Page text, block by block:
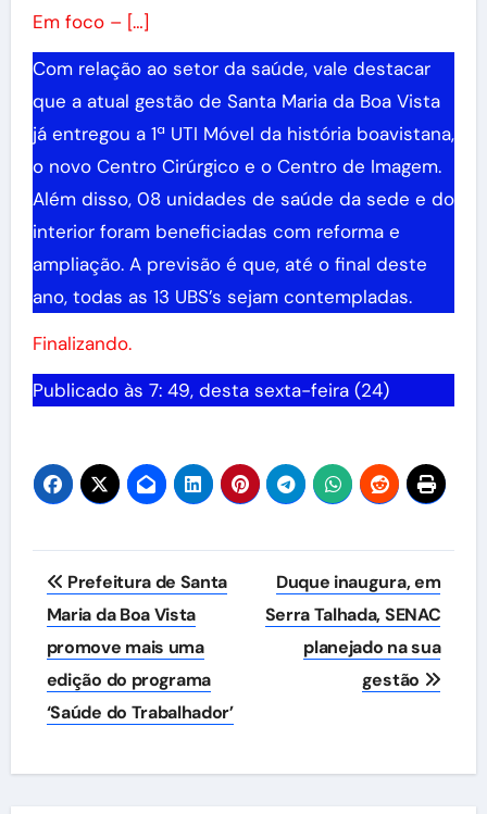
Em foco – […]
Com relação ao setor da saúde, vale destacar
que a atual gestão de Santa Maria da Boa Vista
já entregou a 1ª UTI Móvel da história boavistana,
o novo Centro Cirúrgico e o Centro de Imagem.
Além disso, 08 unidades de saúde da sede e do
interior foram beneficiadas com reforma e
ampliação. A previsão é que, até o final deste
ano, todas as 13 UBS’s sejam contempladas.
Finalizando.
Publicado às 7: 49, desta sexta-feira (24)
Navegação
de
Post
Prefeitura de Santa
Maria da Boa Vista
promove mais uma
edição do programa
‘Saúde do Trabalhador’
Duque inaugura, em
Serra Talhada, SENAC
planejado na sua
gestão